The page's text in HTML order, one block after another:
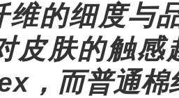
维的细度与
皮肤的触感
，而普通棉